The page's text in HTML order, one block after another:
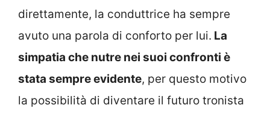
direttamente, la conduttrice ha sempre
avuto una parola di conforto per lui. La
simpatia che nutre nei suoi confronti è
stata sempre evidente, per questo motivo
la possibilità di diventare il futuro tronista